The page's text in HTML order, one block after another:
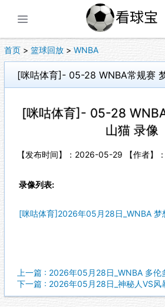
首页 > 篮球回放 > WNBA
[咪咕体育]- 05-28 WNBA常规赛
[咪咕体育]- 05-28
山猫 录像
【发布时间】：2026-05-29 【作者】
录像列表:
[咪咕体育]2026年05月28日_WNBA 梦
上一篇 : 2026年05月28日_WNBA 多伦
下一篇 : 2026年05月28日_神秘人VS风